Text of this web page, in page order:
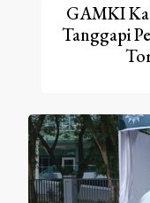
GAMKI
Tanggapi